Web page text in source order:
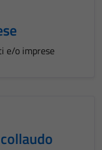
e/o imprese